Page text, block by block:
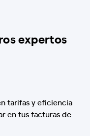
expertos
tarifas y eficiencia
en tus facturas de